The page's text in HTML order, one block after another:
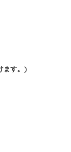
ます。)